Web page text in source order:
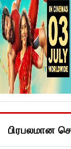
பிரபலமான